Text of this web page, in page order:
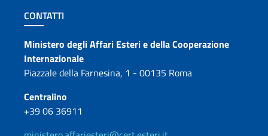
Sezione footer
CONTATTI
Contatti
Ministero degli Affari Esteri e della Cooperazione
Internazionale
Piazzale della Farnesina, 1 - 00135 Roma
Centralino
+39 06 36911